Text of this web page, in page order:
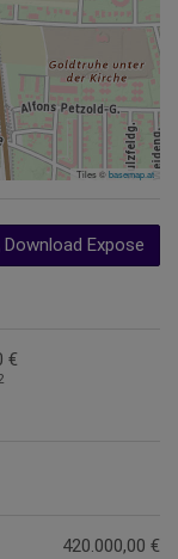
Tiles ©basemap.at
Download Expose
€
420.000,00 €